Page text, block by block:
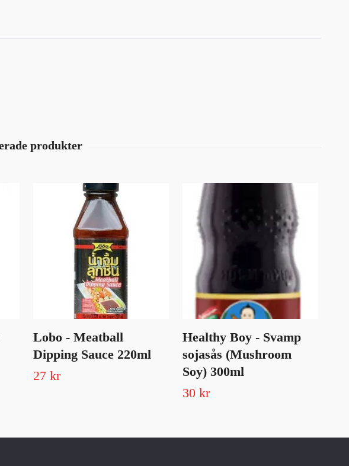
Lobo - Meatball
Dipping Sauce 220ml
27 kr
Healthy Boy - Svamp
sojasås (Mushroom
Soy) 300ml
30 kr